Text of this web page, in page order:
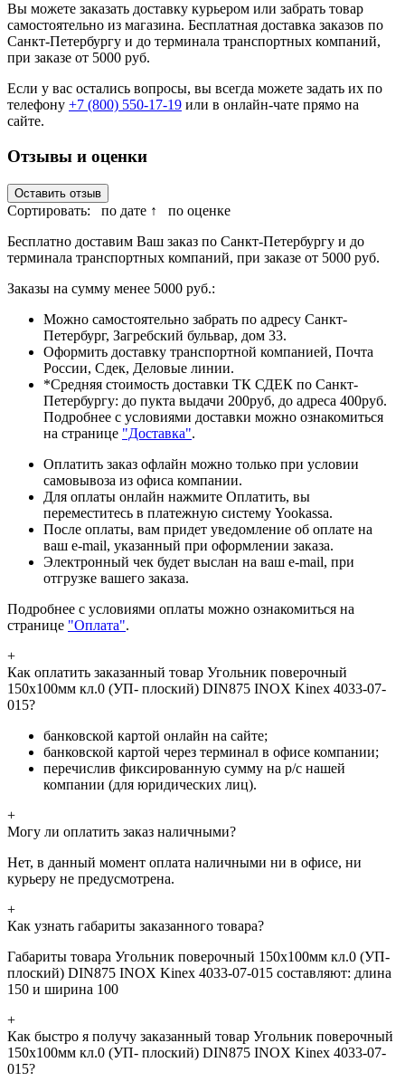
Вы можете заказать доставку курьером или забрать товар
самостоятельно из магазина. Бесплатная доставка заказов по
Санкт-Петербургу и до терминала транспортных компаний,
при заказе от 5000 руб.
Если у вас остались вопросы, вы всегда можете задать их по
телефону +7 (800) 550-17-19 или в онлайн-чате прямо на
сайте.
Отзывы и оценки
Оставить отзыв
Сортировать: по дате ↑
по оценке
Бесплатно доставим Ваш заказ по Санкт-Петербургу и до
терминала транспортных компаний, при заказе от 5000 руб.
Заказы на сумму менее 5000 руб.:
Можно самостоятельно забрать по адресу Санкт-
Петербург, Загребский бульвар, дом 33.
Оформить доставку транспортной компанией, Почта
России, Сдек, Деловые линии.
*Средняя стоимость доставки ТК СДЕК по Санкт-
Петербургу: до пукта выдачи 200руб, до адреса 400руб.
Подробнее с условиями доставки можно ознакомиться
на странице "Доставка".
Оплатить заказ офлайн можно только при условии
самовывоза из офиса компании.
Для оплаты онлайн нажмите Оплатить, вы
переместитесь в платежную систему Yookassa.
После оплаты, вам придет уведомление об оплате на
ваш e-mail, указанный при оформлении заказа.
Электронный чек будет выслан на ваш e-mail, при
отгрузке вашего заказа.
Подробнее с условиями оплаты можно ознакомиться на
странице "Оплата".
+
Как оплатить заказанный товар Угольник поверочный
150х100мм кл.0 (УП- плоский) DIN875 INOX Kinex 4033-07-
015?
банковской картой онлайн на сайте;
банковской картой через терминал в офисе компании;
перечислив фиксированную сумму на р/с нашей
компании (для юридических лиц).
+
Могу ли оплатить заказ наличными?
Нет, в данный момент оплата наличными ни в офисе, ни
курьеру не предусмотрена.
+
Как узнать габариты заказанного товара?
Габариты товара Угольник поверочный 150х100мм кл.0 (УП-
плоский) DIN875 INOX Kinex 4033-07-015 составляют: длина
150 и ширина 100
+
Как быстро я получу заказанный товар Угольник поверочный
150х100мм кл.0 (УП- плоский) DIN875 INOX Kinex 4033-07-
015?